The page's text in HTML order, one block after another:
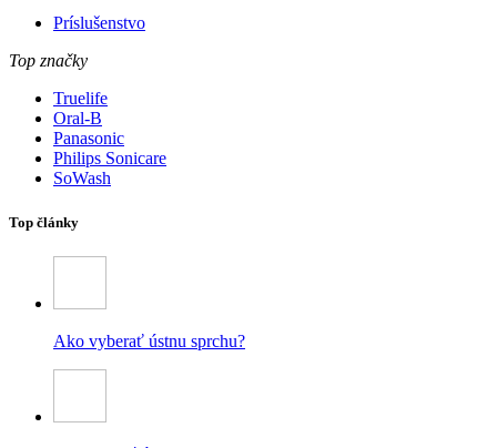
Príslušenstvo
Top značky
Truelife
Oral-B
Panasonic
Philips Sonicare
SoWash
Top články
Ako vyberať ústnu sprchu?